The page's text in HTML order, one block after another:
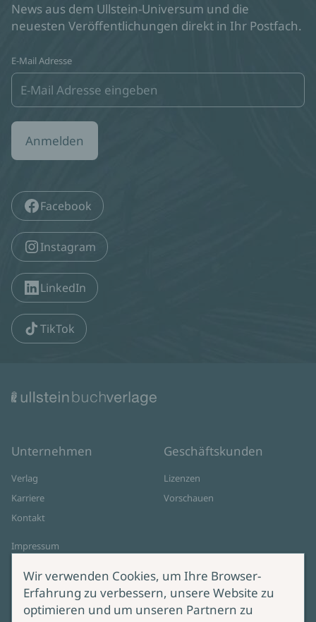
News aus dem Ullstein-Universum und die
neuesten Veröffentlichungen direkt in Ihr Postfach.
E-Mail Adresse
Anmelden
Facebook
Instagram
LinkedIn
TikTok
Unternehmen
Verlag
Karriere
Kontakt
Impressum
Cookie-Einstellungen
AGB Online Shop
Geschäftskunden
Lizenzen
Vorschauen
Wir verwenden Cookies, um Ihre Browser-
Erfahrung zu verbessern, unsere Website zu
optimieren und um unseren Partnern zu